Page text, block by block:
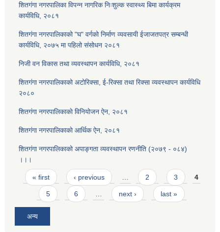
शितगंगा नगरपालिका विपन्न नागरिक निःशुल्क स्वास्थ्य बिमा कार्यक्रम
कार्यविधि, २०८१
शितगंगा नगरपालिकाको "घ" वर्गको निर्माण व्यवसायी ईजाजतपत्र सम्बन्धी
कार्यविधि, २०७५ मा पहिलो संसोधन २०८१
निजी वन विकास तथा व्यवस्थापन कार्यविधि, २०८१
शितगंगा नगरपालिकाको अटोरिक्सा, ई-रिक्सा तथा रिक्सा व्यवस्थापन कार्यविधि
२०८०
शितगंगा नगरपालिकाकाे विनियोजन ऐन, २०८१
शितगंगा नगरपालिकाकाे आर्थिक ऐन, २०८१
शितगंगा नगरपालिकाको अपाङ्गता व्यवस्थापन रणनीति (२०७९ - ०८४)
।।।
Pages
« first ‹ previous 2 3 4
5 6 next › last »
अन्य